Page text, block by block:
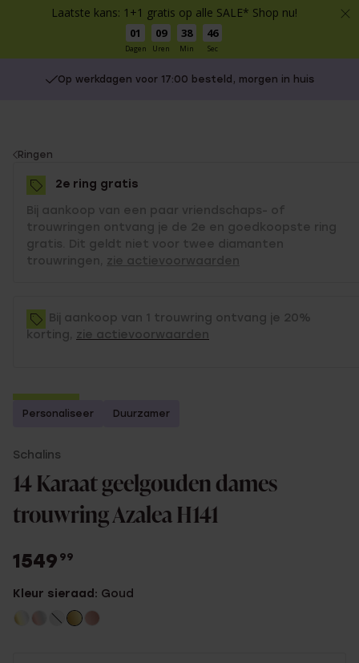
Laatste kans: 1+1 gratis op alle SALE* Shop nu!
01
Dagen
09
Uren
38
Min
46
Sec
Op werkdagen voor 17:00 besteld, morgen in huis
You
are
here:
Ringen
2e ring gratis
Bij aankoop van een paar vriendschaps- of
trouwringen ontvang je de 2e en goedkoopste ring
gratis. Dit geldt niet voor twee diamanten
trouwringen, zie actievoorwaarden
Bij aankoop van 1 trouwring ontvang je 20%
korting, zie actievoorwaarden
2e gratis
Personaliseer Duurzamer
Schalins
14 Karaat geelgouden dames
trouwring Azalea H141
1549 99
Kleur sieraad: Goud